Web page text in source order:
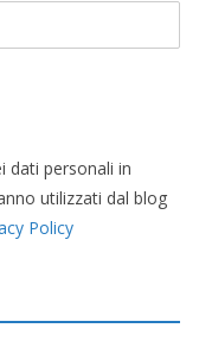
dati personali in
utilizzati dal blog
Policy